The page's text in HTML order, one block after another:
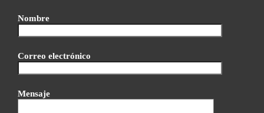
Nombre
Correo electrónico
Mensaje